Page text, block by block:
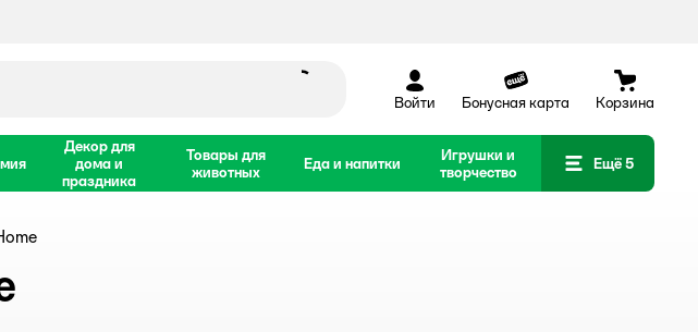
Войти Бонусная карта Корзина
Декор для
дома и
праздника
Товары для
животных
Еда и напитки
Игрушки и
творчество
Ещё 5